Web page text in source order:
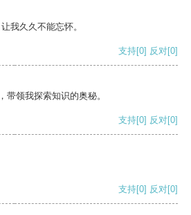
我久久不能忘怀。
支持[0] 反对[0]
带领我探索知识的奥秘。
支持[0] 反对[0]
支持[0] 反对[0]